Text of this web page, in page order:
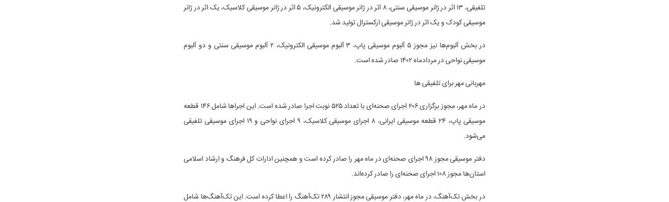
تلفیقی، ۱۳ اثر در ژانر موسیقی سنتی، ۸ اثر در ژانر موسیقی الکترونیک، ۵ اثر در ژانر موسیقی کلاسیک، یک اثر در ژانر
موسیقی کودک و یک اثر در ژانر موسیقی ارکسترال تولید شد.
در بخش آلبوم‌ها نیز مجوز ۵ آلبوم موسیقی پاپ، ۳ آلبوم موسیقی الکترونیک، ۲ آلبوم موسیقی سنتی و دو آلبوم
موسیقی نواحی در مردادماه ۱۴۰۲ صادر شده است.
مهربانی مهر برای تلفیقی ها
در ماه مهر، مجوز برگزاری ۲۰۶ اجرای صحنه‌ای با تعداد ۵۲۵ نوبت اجرا صادر شده است. این اجراها شامل ۱۴۶ قطعه
موسیقی پاپ، ۲۴ قطعه موسیقی ایرانی، ۸ اجرای موسیقی کلاسیک، ۹ اجرای نواحی و ۱۹ اجرای موسیقی تلفیقی
می‌شود.
دفتر موسیقی مجوز ۹۸ اجرای صحنه‌ای در ماه مهر را صادر کرده است و همچنین ادارات کل فرهنگ و ارشاد اسلامی
استان‌ها مجوز ۱۰۸ اجرای صحنه‌ای را صادر کرده‌اند.
در بخش تک‌آهنگ، در ماه مهر، دفتر موسیقی مجوز انتشار ۲۸۹ تک‌آهنگ را اعطا کرده است. این تک‌آهنگ‌ها شامل